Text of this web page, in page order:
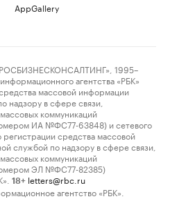
AppGallery
1995–
агентства «РБК»
массовой информации
надзору в сфере связи,
коммуникаций
ИА №ФС77-63848) и сетевого
регистрации средства массовой
службой по надзору в сфере связи,
коммуникаций
ЭЛ №ФС77-82385)
18+ letters@rbc.ru
агентство «РБК».